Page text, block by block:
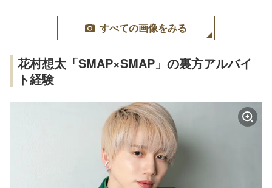
すべての画像をみる
花村想太「SMAP×SMAP」の裏方アルバイ
ト経験